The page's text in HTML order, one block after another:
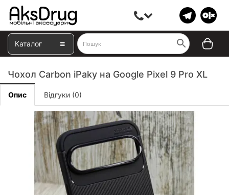
Каталог
Чохол Carbon iPaky на Google Pixel 9 Pro XL
Опис Відгуки (0)